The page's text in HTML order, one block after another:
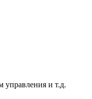
управления и т.д.